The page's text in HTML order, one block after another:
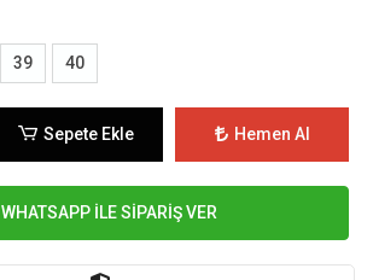
39 40
Sepete Ekle Hemen Al
WHATSAPP İLE SİPARİŞ VER